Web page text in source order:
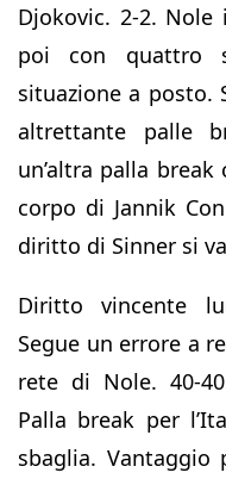
Djokovic. 2-2.
poi con quattro
situazione a posto.
altrettante palle
un’altra palla
corpo di Jannik
diritto di Sinner si
Diritto vincente
Segue un errore a
rete di Nole. 40-
Palla break per
sbaglia. Vantaggio